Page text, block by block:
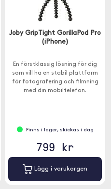
Joby GripTight GorillaPod Pro
(iPhone)
En förstklassig lösning för dig
som vill ha en stabil plattform
för fotografering och filmning
med din mobiltelefon.
Finns i lager, skickas i dag
799 kr
Lägg i varukorgen